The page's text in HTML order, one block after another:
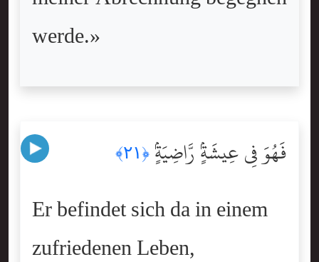
werde.»
فَهُوَ فِى عِيشَةٍۢ رَّاضِيَةٍۢ ﴿٢١﴾
Er befindet sich da in einem
zufriedenen Leben,